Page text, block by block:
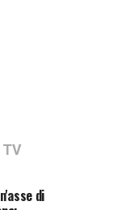
TV
di